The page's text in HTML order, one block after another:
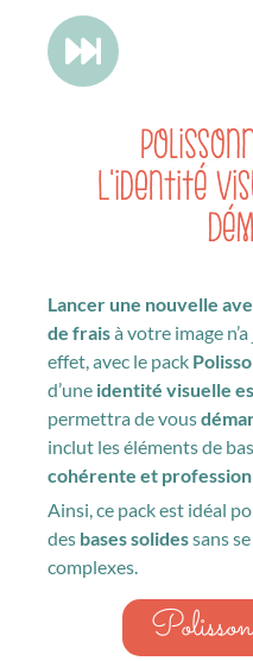
L'identité
Lancer une nouvelle
de fraisà votre image
effet, avec le pack
d’une identité visuelle
permettra de vous
inclut les éléments de
cohérente et
Ainsi, ce pack est idéal
des bases solidessans
complexes.